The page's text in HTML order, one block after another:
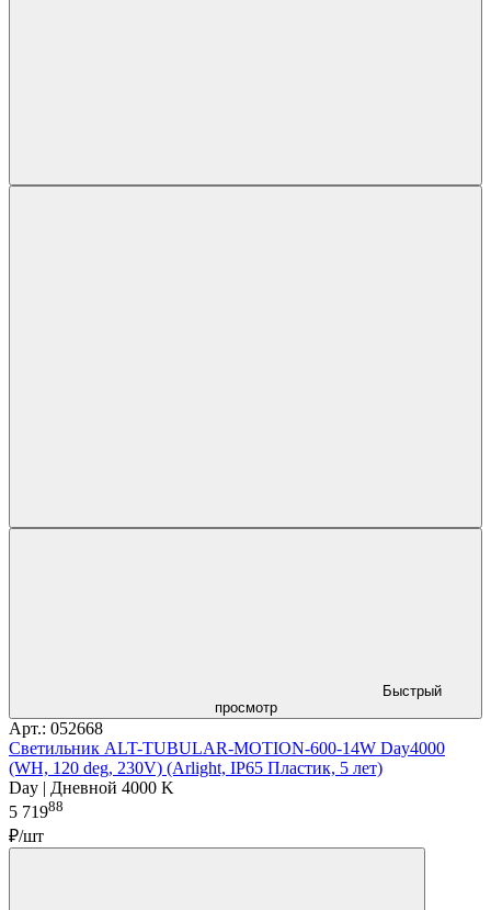
Быстрый
просмотр
Арт.: 052668
Светильник ALT-TUBULAR-MOTION-600-14W Day4000
(WH, 120 deg, 230V) (Arlight, IP65 Пластик, 5 лет)
Day | Дневной 4000 K
5 71988
₽/шт